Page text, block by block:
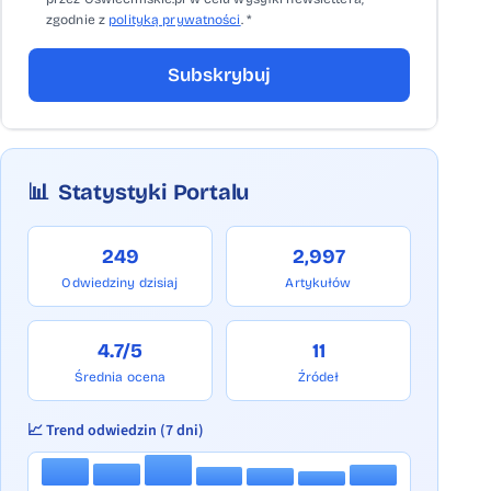
zgodnie z polityką prywatności. *
Subskrybuj
📊 Statystyki Portalu
249
Odwiedziny dzisiaj
2,997
Artykułów
4.7/5
Średnia ocena
11
Źródeł
📈 Trend odwiedzin (7 dni)